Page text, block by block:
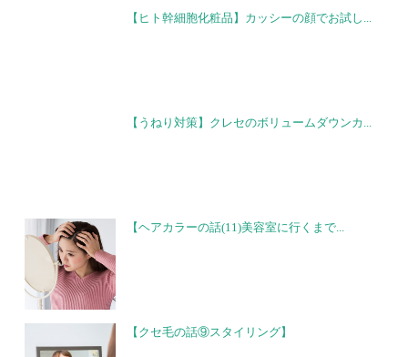
【ヒト幹細胞化粧品】カッシーの顔でお試し...
【うねり対策】クレセのボリュームダウンカ...
【ヘアカラーの話(11)美容室に行くまで...
【クセ毛の話⑨スタイリング】